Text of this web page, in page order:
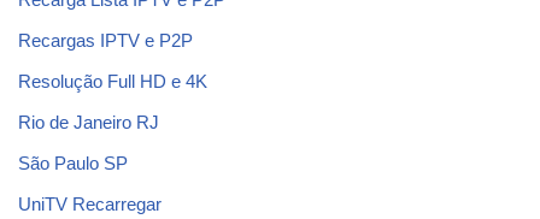
Recargas IPTV e P2P
Resolução Full HD e 4K
Rio de Janeiro RJ
São Paulo SP
UniTV Recarregar